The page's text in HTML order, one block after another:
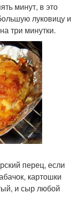
минут, в это
луковицу и
три минутки.
перец, если
картошки
и сыр любой